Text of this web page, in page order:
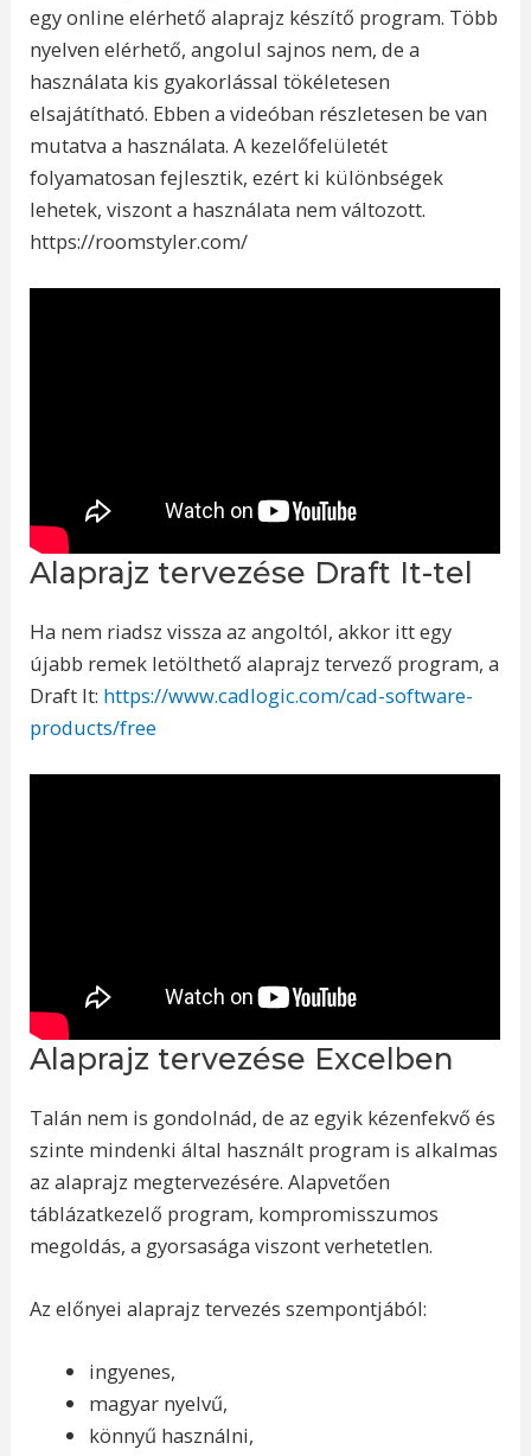
egy online elérhető alaprajz készítő program. Több
nyelven elérhető, angolul sajnos nem, de a
használata kis gyakorlással tökéletesen
elsajátítható. Ebben a videóban részletesen be van
mutatva a használata. A kezelőfelületét
folyamatosan fejlesztik, ezért ki különbségek
lehetek, viszont a használata nem változott.
https://roomstyler.com/
Alaprajz tervezése Draft It-tel
Ha nem riadsz vissza az angoltól, akkor itt egy
újabb remek letölthető alaprajz tervező program, a
Draft It: https://www.cadlogic.com/cad-software-
products/free
Alaprajz tervezése Excelben
Talán nem is gondolnád, de az egyik kézenfekvő és
szinte mindenki által használt program is alkalmas
az alaprajz megtervezésére. Alapvetően
táblázatkezelő program, kompromisszumos
megoldás, a gyorsasága viszont verhetetlen.
Az előnyei alaprajz tervezés szempontjából:
ingyenes,
magyar nyelvű,
könnyű használni,